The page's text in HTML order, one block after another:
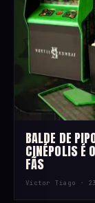
BALDE DE
CINÉPOLIS É
FÃS
Victor Tiago ·